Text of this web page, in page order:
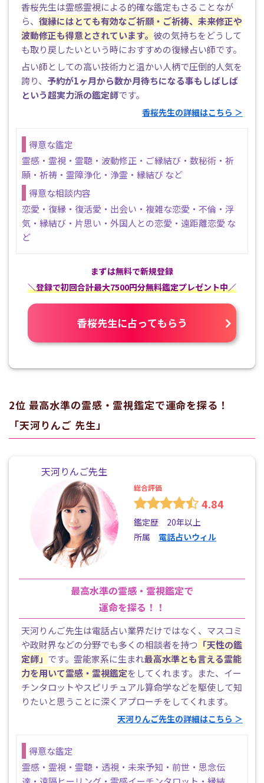
香桜先生は霊感霊視による的確な鑑定もさることなが
ら、 復縁にはとても有効なご祈願・ご祈祷、未来修正や
波動修正も得意とされています。 彼の気持ちをどうして
も取り戻したいという時におすすめの復縁占い師です。
占い師としての高い技術力と温かい人柄で圧倒的人気を
誇り、 予約が1ヶ月から数か月待ちになる事もしばしば
という超実力派の鑑定師です。
香桜先生の詳細はこちら ＞
得意な鑑定
霊感・霊視・霊聴・波動修正・ご縁結び・数秘術・祈
願・祈祷・霊障浄化・浄霊・縁結び など
得意な相談内容
恋愛・復縁・復活愛・出会い・複雑な恋愛・不倫・浮
気・縁結び・片思い・外国人との恋愛・遠距離恋愛 な
ど
まずは無料で新規登録
＼登録で初回合計最大7500円分無料鑑定プレゼント中／
香桜先生に占ってもらう
2位 最高水準の霊感・霊視鑑定で運命を探る！
「天河りんご 先生」
天河りんご先生
総合評価
4.84
鑑定歴 20年以上
所属 電話占いウィル
最高水準の霊感・霊視鑑定で
運命を探る！！
天河りんご先生は電話占い業界だけではなく、マスコミ
や政財界などの分野でも多くの相談者を持つ 「天性の鑑
定師」 です。霊能家系に生まれ最高水準とも言える霊能
力を用いて霊感・霊視鑑定をしてくれます。また、イー
チンタロットやスピリチュアル算命学などを駆使して知
りたいと思うことに深くアプローチをしてくれます。
天河りんご先生の詳細はこちら ＞
得意な鑑定
霊感・霊視・霊聴・透視・未来予知・前世・思念伝